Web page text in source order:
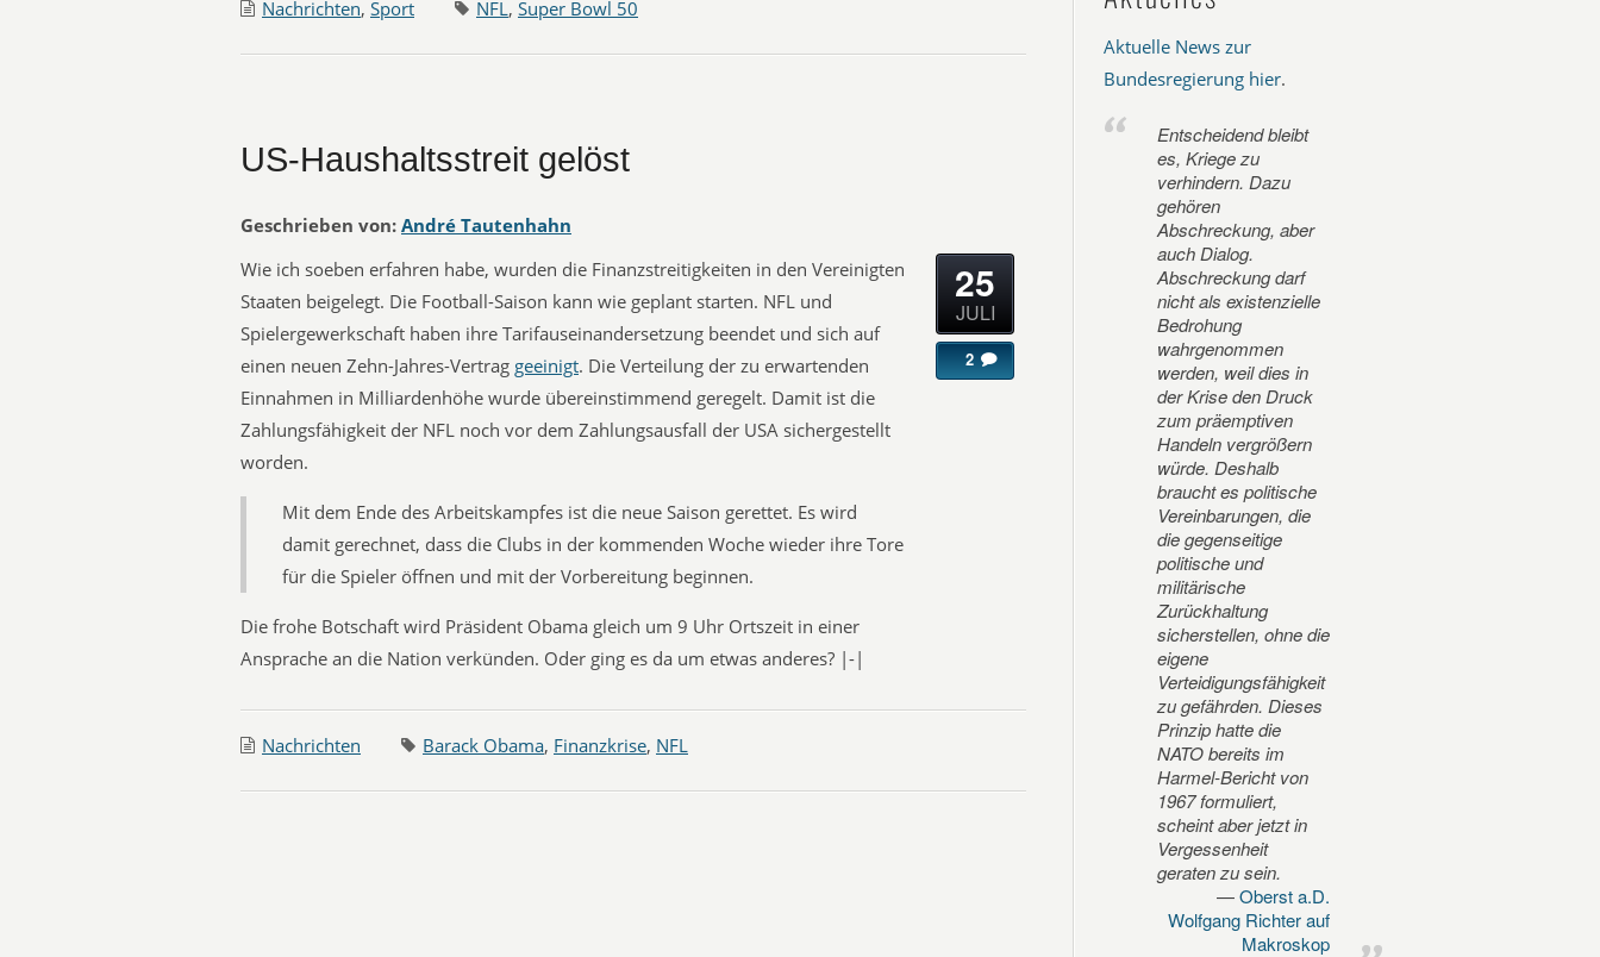
Nachrichten, Sport NFL, Super Bowl 50
US-Haushaltsstreit gelöst
Geschrieben von: André Tautenhahn
Wie ich soeben erfahren habe, wurden die Finanzstreitigkeiten in den Vereinigten
Staaten beigelegt. Die Football-Saison kann wie geplant starten. NFL und
Spielergewerkschaft haben ihre Tarifauseinandersetzung beendet und sich auf
einen neuen Zehn-Jahres-Vertrag geeinigt. Die Verteilung der zu erwartenden
Einnahmen in Milliardenhöhe wurde übereinstimmend geregelt. Damit ist die
Zahlungsfähigkeit der NFL noch vor dem Zahlungsausfall der USA sichergestellt
worden.
Mit dem Ende des Arbeitskampfes ist die neue Saison gerettet. Es wird
damit gerechnet, dass die Clubs in der kommenden Woche wieder ihre Tore
für die Spieler öffnen und mit der Vorbereitung beginnen.
Die frohe Botschaft wird Präsident Obama gleich um 9 Uhr Ortszeit in einer
Ansprache an die Nation verkünden. Oder ging es da um etwas anderes? |-|
25
JULI
2
Nachrichten Barack Obama, Finanzkrise, NFL
Aktuelle News zur
Bundesregierung hier.
Entscheidend bleibt
es, Kriege zu
verhindern. Dazu
gehören
Abschreckung, aber
auch Dialog.
Abschreckung darf
nicht als existenzielle
Bedrohung
wahrgenommen
werden, weil dies in
der Krise den Druck
zum präemptiven
Handeln vergrößern
würde. Deshalb
braucht es politische
Vereinbarungen, die
die gegenseitige
politische und
militärische
Zurückhaltung
sicherstellen, ohne die
eigene
Verteidigungsfähigkeit
zu gefährden. Dieses
Prinzip hatte die
NATO bereits im
Harmel-Bericht von
1967 formuliert,
scheint aber jetzt in
Vergessenheit
geraten zu sein.
Oberst a.D.
Wolfgang Richter auf
Makroskop